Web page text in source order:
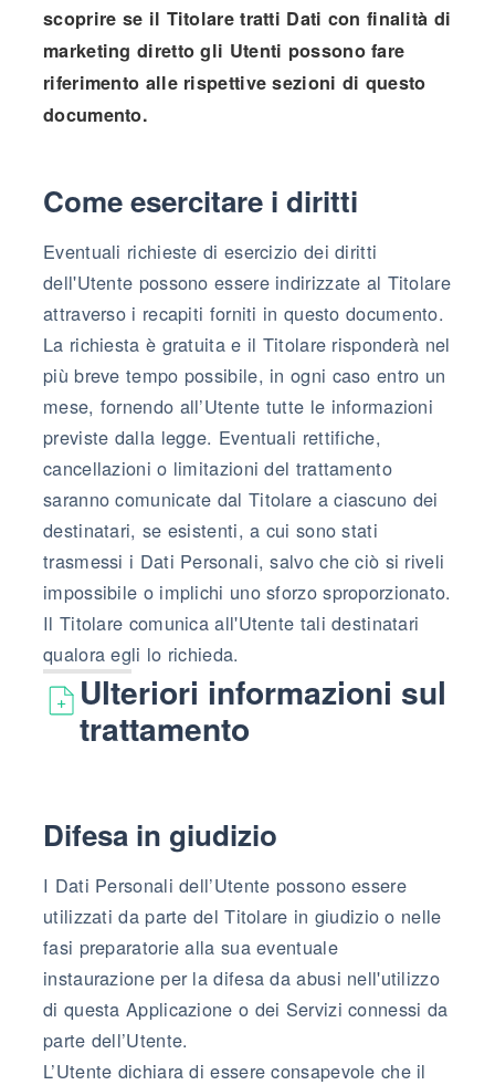
scoprire se il Titolare tratti Dati con finalità di
marketing diretto gli Utenti possono fare
riferimento alle rispettive sezioni di questo
documento.
Come esercitare i diritti
Eventuali richieste di esercizio dei diritti
dell'Utente possono essere indirizzate al Titolare
attraverso i recapiti forniti in questo documento.
La richiesta è gratuita e il Titolare risponderà nel
più breve tempo possibile, in ogni caso entro un
mese, fornendo all’Utente tutte le informazioni
previste dalla legge. Eventuali rettifiche,
cancellazioni o limitazioni del trattamento
saranno comunicate dal Titolare a ciascuno dei
destinatari, se esistenti, a cui sono stati
trasmessi i Dati Personali, salvo che ciò si riveli
impossibile o implichi uno sforzo sproporzionato.
Il Titolare comunica all'Utente tali destinatari
qualora egli lo richieda.
Ulteriori informazioni sul
trattamento
Difesa in giudizio
I Dati Personali dell’Utente possono essere
utilizzati da parte del Titolare in giudizio o nelle
fasi preparatorie alla sua eventuale
instaurazione per la difesa da abusi nell'utilizzo
di questa Applicazione o dei Servizi connessi da
parte dell’Utente.
L’Utente dichiara di essere consapevole che il